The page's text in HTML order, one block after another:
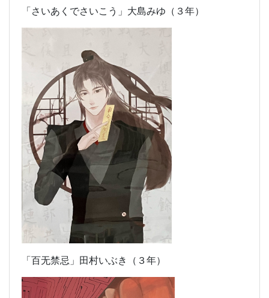
「さいあくでさいこう」大島みゆ（３年）
「百无禁忌」田村いぶき（３年）